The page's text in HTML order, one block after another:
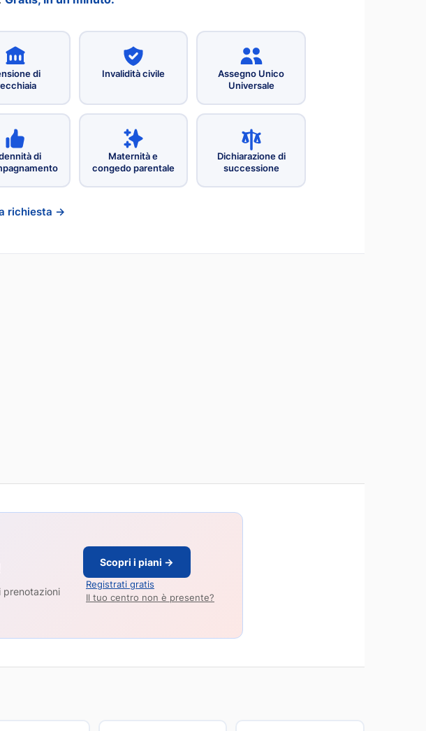
di
Invalidità civile
Assegno Unico
Universale
di
Maternità e
congedo parentale
Dichiarazione di
successione
richiesta →
prenotazioni
Scopri i piani →
Registrati gratis
Il tuo centro non è presente?